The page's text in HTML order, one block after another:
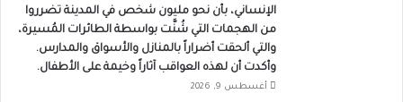
الإنساني، بأن نحو مليون شخص في المدينة تضرروا
من الهجمات التي شُنَّت بواسطة الطائرات المُسيرة،
والتي ألحقت أضراراً بالمنازل والأسواق والمدارس.
وأكدت أن لهذه العواقب آثاراً وخيمة على الأطفال.
أغسطس 9, 2026